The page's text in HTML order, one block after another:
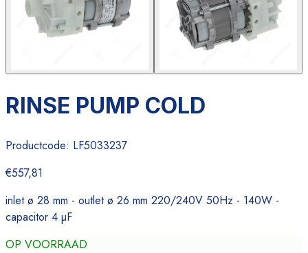
RINSE PUMP COLD
Productcode: LF5033237
€557,81
inlet ø 28 mm - outlet ø 26 mm 220/240V 50Hz - 140W -
capacitor 4 µF
OP VOORRAAD